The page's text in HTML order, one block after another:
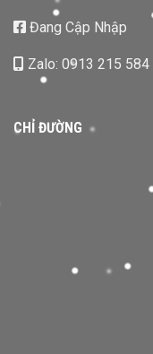
Đang Cập Nhập
Zalo: 0913 215 584
CHỈ ĐƯỜNG